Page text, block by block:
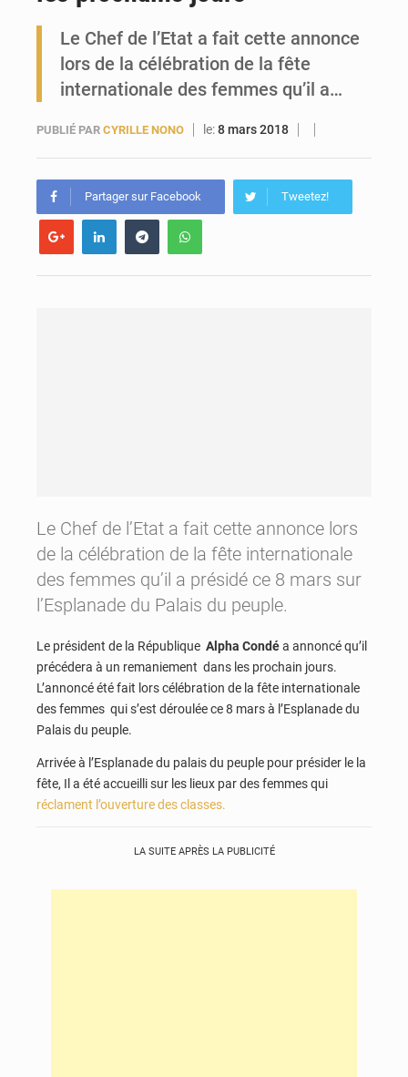
Forces Vives en Guinée : la coalition critique la gestion de Mamadi Doumbouya
Le Chef de l’Etat a fait cette annonce
lors de la célébration de la fête
internationale des femmes qu’il a…
PUBLIÉ PAR CYRILLE NONO le:8 mars 2018
Partager sur Facebook Tweetez!
Le Chef de l’Etat a fait cette annonce lors
de la célébration de la fête internationale
des femmes qu’il a présidé ce 8 mars sur
l’Esplanade du Palais du peuple.
Le président de la République Alpha Condéa annoncé qu’il
précédera à un remaniement dans les prochain jours.
L’annoncé été fait lors célébration de la fête internationale
des femmes qui s’est déroulée ce 8 mars à l’Esplanade du
Palais du peuple.
Arrivée à l’Esplanade du palais du peuple pour présider le la
fête, Il a été accueilli sur les lieux par des femmes qui
réclament l’ouverture des classes.
LA SUITE APRÈS LA PUBLICITÉ